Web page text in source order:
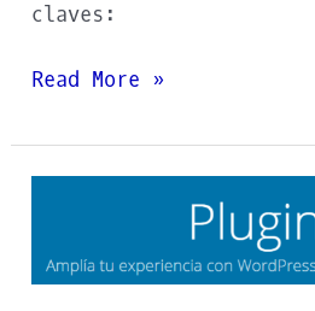
claves:
Read More »
WordPress
Recomendados